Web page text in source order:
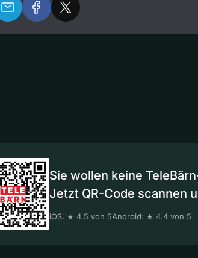
Sie wollen keine
Jetzt QR-Code scannen
iOS: ★ 4.5 von 5Android: ★ 4.4 von 5